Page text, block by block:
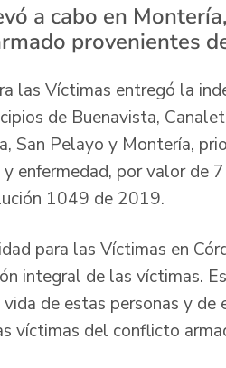
a cabo en
provenientes
las Víctimas entregó la
de Buenavista,
San Pelayo y Montería,
enfermedad, por valor de
1049 de 2019.
para las Víctimas en
integral de las víctimas.
de estas personas y
víctimas del conflicto